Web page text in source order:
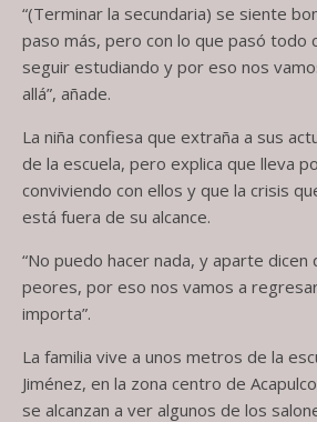
“(Terminar la secundaria) se siente
paso más, pero con lo que pasó todo
seguir estudiando y por eso nos
allá”, añade.
La niña confiesa que extraña a sus
de la escuela, pero explica que lleva
conviviendo con ellos y que la crisis
está fuera de su alcance.
“No puedo hacer nada, y aparte dicen
peores, por eso nos vamos a
importa”.
La familia vive a unos metros de la
Jiménez, en la zona centro de
se alcanzan a ver algunos de los